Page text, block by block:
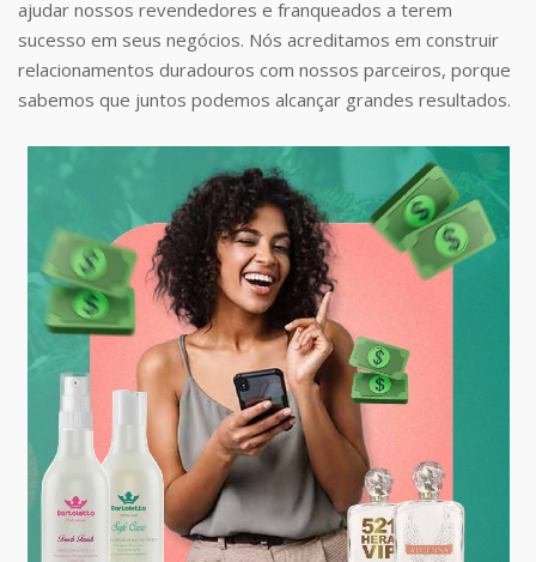
ajudar nossos revendedores e franqueados a terem
sucesso em seus negócios. Nós acreditamos em construir
relacionamentos duradouros com nossos parceiros, porque
sabemos que juntos podemos alcançar grandes resultados.